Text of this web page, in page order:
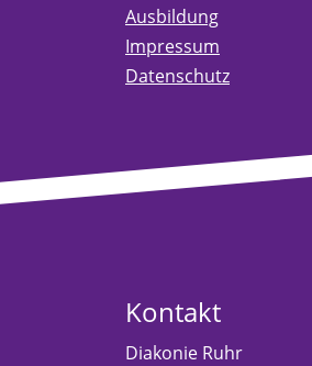
Ausbildung
Impressum
Datenschutz
Kontakt
Diakonie Ruhr